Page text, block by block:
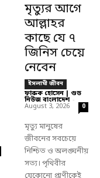
মৃত্যুর আগে
আল্লাহর
কাছে যে ৭
জিনিস চেয়ে
নেবেন
ইসলামী জীবন
ফারুক হোসেন | গুড
নিউজ বাংলাদেশ -
August 3, 2026 0
মৃত্যু মানুষের
জীবনের সবচেয়ে
নিশ্চিত ও অলঙ্ঘনীয়
সত্য। পৃথিবীর
যেকোনো প্রাণীকেই